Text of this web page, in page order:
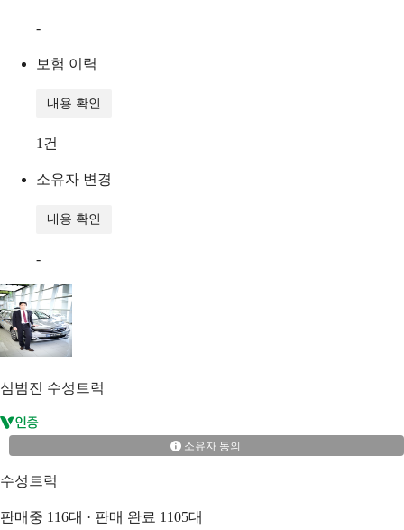
-
보험 이력
내용 확인
1 건
소유자 변경
내용 확인
-
심범진 수성트럭
소유자 동의
수성트럭
판매중 116대 · 판매 완료 1105대